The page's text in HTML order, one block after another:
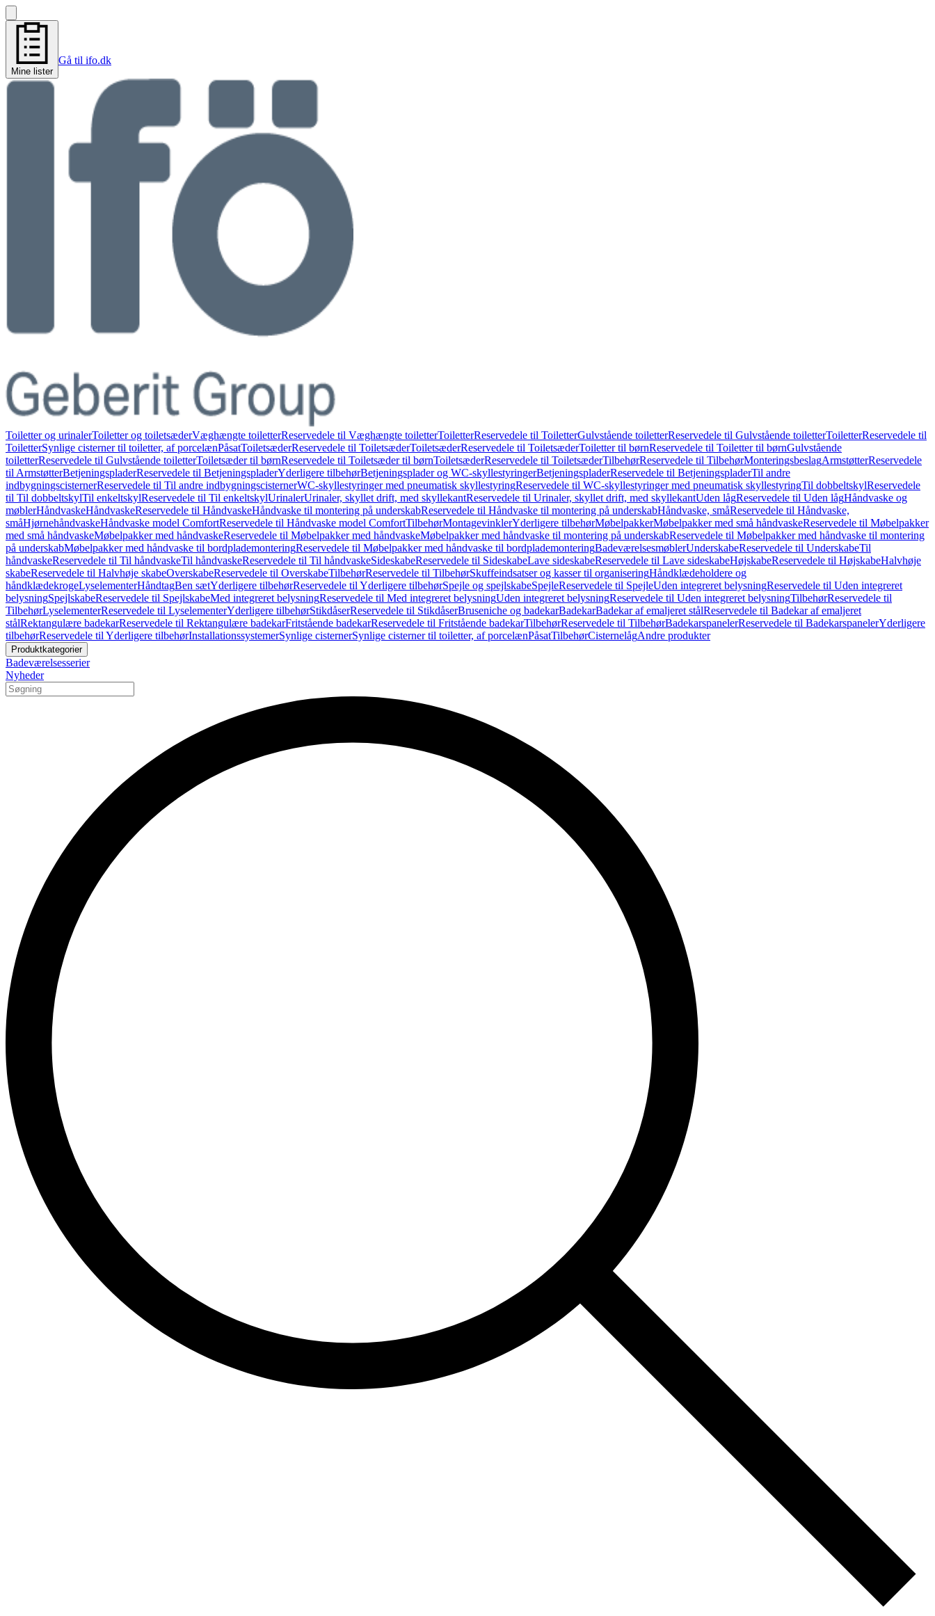
Mine lister
Gå til ifo.dk
Toiletter og urinalerToiletter og toiletsæderVæghængte toiletterReservedele til Væghængte toiletterToiletterReservedele til ToiletterGulvstående toiletterReservedele til Gulvstående toiletterToiletterReservedele til
ToiletterSynlige cisterner til toiletter, af porcelænPåsatToiletsæderReservedele til ToiletsæderToiletsæderReservedele til ToiletsæderToiletter til børnReservedele til Toiletter til børnGulvstående
toiletterReservedele til Gulvstående toiletterToiletsæder til børnReservedele til Toiletsæder til børnToiletsæderReservedele til ToiletsæderTilbehørReservedele til TilbehørMonteringsbeslagArmstøtterReservedele
til ArmstøtterBetjeningspladerReservedele til BetjeningspladerYderligere tilbehørBetjeningsplader og WC-skyllestyringerBetjeningspladerReservedele til BetjeningspladerTil andre
indbygningscisternerReservedele til Til andre indbygningscisternerWC-skyllestyringer med pneumatisk skyllestyringReservedele til WC-skyllestyringer med pneumatisk skyllestyringTil dobbeltskylReservedele
til Til dobbeltskylTil enkeltskylReservedele til Til enkeltskylUrinalerUrinaler, skyllet drift, med skyllekantReservedele til Urinaler, skyllet drift, med skyllekantUden lågReservedele til Uden lågHåndvaske og
møblerHåndvaskeHåndvaskeReservedele til HåndvaskeHåndvaske til montering på underskabReservedele til Håndvaske til montering på underskabHåndvaske, småReservedele til Håndvaske,
småHjørnehåndvaskeHåndvaske model ComfortReservedele til Håndvaske model ComfortTilbehørMontagevinklerYderligere tilbehørMøbelpakkerMøbelpakker med små håndvaskeReservedele til Møbelpakker
med små håndvaskeMøbelpakker med håndvaskeReservedele til Møbelpakker med håndvaskeMøbelpakker med håndvaske til montering på underskabReservedele til Møbelpakker med håndvaske til montering
på underskabMøbelpakker med håndvaske til bordplademonteringReservedele til Møbelpakker med håndvaske til bordplademonteringBadeværelsesmøblerUnderskabeReservedele til UnderskabeTil
håndvaskeReservedele til Til håndvaskeTil håndvaskeReservedele til Til håndvaskeSideskabeReservedele til SideskabeLave sideskabeReservedele til Lave sideskabeHøjskabeReservedele til HøjskabeHalvhøje
skabeReservedele til Halvhøje skabeOverskabeReservedele til OverskabeTilbehørReservedele til TilbehørSkuffeindsatser og kasser til organiseringHåndklædeholdere og
håndklædekrogeLyselementerHåndtagBen sætYderligere tilbehørReservedele til Yderligere tilbehørSpejle og spejlskabeSpejleReservedele til SpejleUden integreret belysningReservedele til Uden integreret
belysningSpejlskabeReservedele til SpejlskabeMed integreret belysningReservedele til Med integreret belysningUden integreret belysningReservedele til Uden integreret belysningTilbehørReservedele til
TilbehørLyselementerReservedele til LyselementerYderligere tilbehørStikdåserReservedele til StikdåserBruseniche og badekarBadekarBadekar af emaljeret stålReservedele til Badekar af emaljeret
stålRektangulære badekarReservedele til Rektangulære badekarFritstående badekarReservedele til Fritstående badekarTilbehørReservedele til TilbehørBadekarspanelerReservedele til BadekarspanelerYderligere
tilbehørReservedele til Yderligere tilbehørInstallationssystemerSynlige cisternerSynlige cisterner til toiletter, af porcelænPåsatTilbehørCisternelågAndre produkter
Produktkategorier
Badeværelsesserier
Nyheder